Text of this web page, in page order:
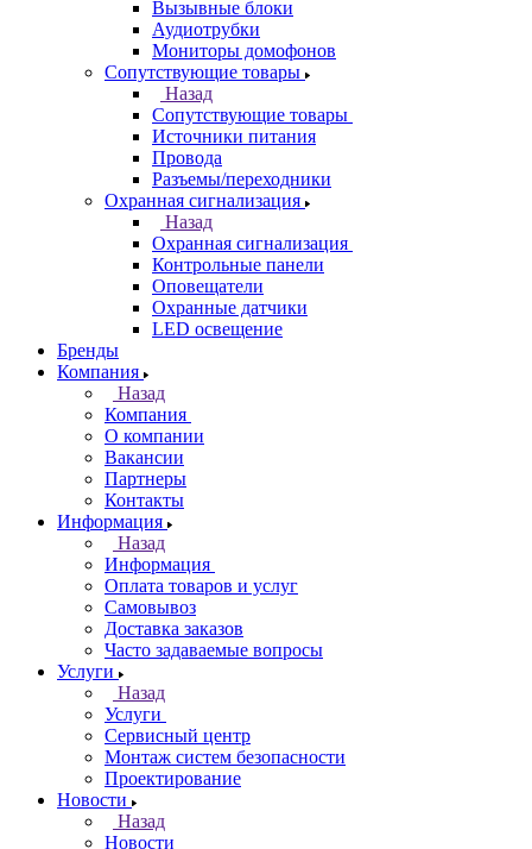
Вызывные блоки
Аудиотрубки
Мониторы домофонов
Сопутствующие товары
Назад
Сопутствующие товары
Источники питания
Провода
Разъемы/переходники
Охранная сигнализация
Назад
Охранная сигнализация
Контрольные панели
Оповещатели
Охранные датчики
LED освещение
Бренды
Компания
Назад
Компания
О компании
Вакансии
Партнеры
Контакты
Информация
Назад
Информация
Оплата товаров и услуг
Самовывоз
Доставка заказов
Часто задаваемые вопросы
Услуги
Назад
Услуги
Сервисный центр
Монтаж систем безопасности
Проектирование
Новости
Назад
Новости